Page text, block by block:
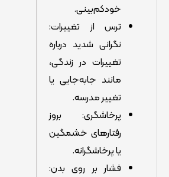
خودکم‌بینی.
ترس از تغییرات:
نگرانی شدید درباره
تغییرات در زندگی،
مانند جابه‌جایی یا
تغییر مدرسه.
پرخاشگری: بروز
رفتارهای خشمگین
یا پرخاشگرانه.
فشار بر روی بدن: